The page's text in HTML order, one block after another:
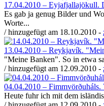
17.04.2010 – Eyjafjallajökull.
Es gab ja genug Bilder und
Worte...
/ hinzugefügt am 18.10.2010 -
13.04.2010 – Reykjavík.
"Meine Banken". So in etwa
/ hinzugefügt am 12.09.2010 -
04.04.2010 –
Heute fuhr ich mit dem